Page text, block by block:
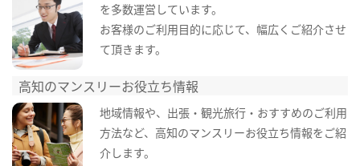
を多数運営しています。
お客様のご利用目的に応じて、幅広くご紹介させ
て頂きます。
高知のマンスリーお役立ち情報
地域情報や、出張・観光旅行・おすすめのご利用
方法など、高知のマンスリーお役立ち情報をご紹
介します。